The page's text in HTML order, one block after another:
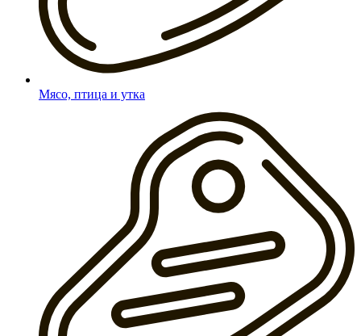
Мясо, птица и утка